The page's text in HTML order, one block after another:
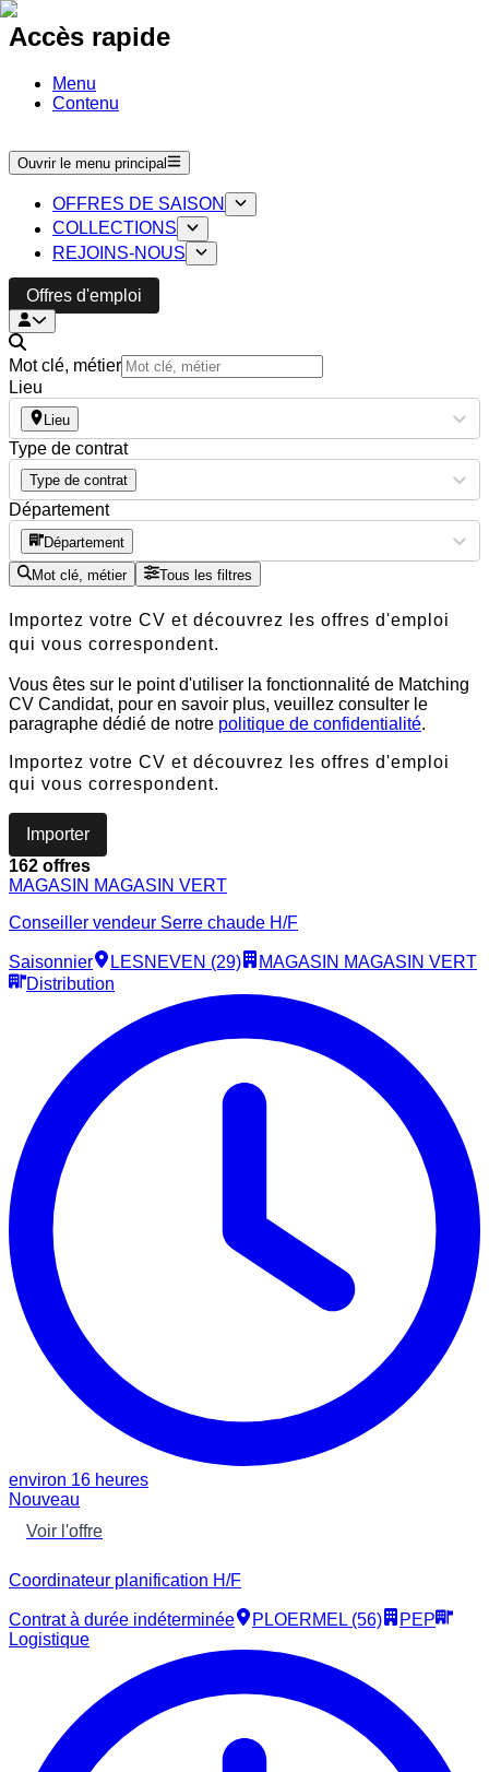
Accès rapide
Menu
Contenu
Ouvrir le menu principal
OFFRES DE SAISON
COLLECTIONS
REJOINS-NOUS
Offres d'emploi
Mot clé, métier
Lieu
Lieu
Type de contrat
Type de contrat
Département
Département
Mot clé, métier Tous les filtres
Importez votre CV et découvrez les offres d'emploi
qui vous correspondent.
Vous êtes sur le point d'utiliser la fonctionnalité de Matching
CV Candidat, pour en savoir plus, veuillez consulter le
paragraphe dédié de notre politique de confidentialité.
Importez votre CV et découvrez les offres d'emploi
qui vous correspondent.
Importer
162 offres
MAGASIN MAGASIN VERT
Conseiller vendeur Serre chaude H/F
Saisonnier LESNEVEN (29)
MAGASIN MAGASIN VERT
Distribution
environ 16 heures
Nouveau
Voir l'offre
Coordinateur planification H/F
Contrat à durée indéterminée PLOERMEL (56)
PEP
Logistique